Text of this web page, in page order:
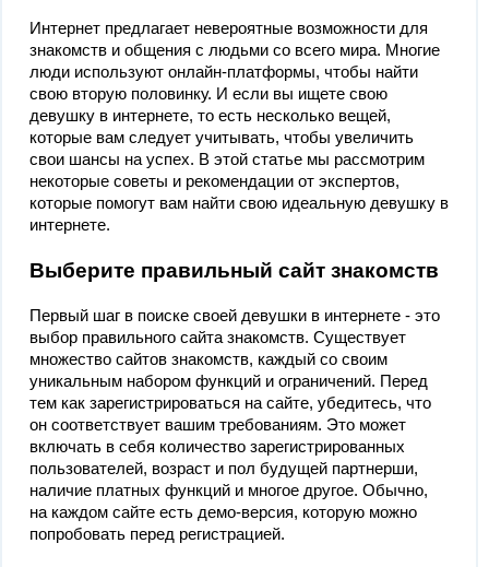
Интернет предлагает невероятные возможности для
знакомств и общения с людьми со всего мира. Многие
люди используют онлайн-платформы, чтобы найти
свою вторую половинку. И если вы ищете свою
девушку в интернете, то есть несколько вещей,
которые вам следует учитывать, чтобы увеличить
свои шансы на успех. В этой статье мы рассмотрим
некоторые советы и рекомендации от экспертов,
которые помогут вам найти свою идеальную девушку в
интернете.
Выберите правильный сайт знакомств
Первый шаг в поиске своей девушки в интернете - это
выбор правильного сайта знакомств. Существует
множество сайтов знакомств, каждый со своим
уникальным набором функций и ограничений. Перед
тем как зарегистрироваться на сайте, убедитесь, что
он соответствует вашим требованиям. Это может
включать в себя количество зарегистрированных
пользователей, возраст и пол будущей партнерши,
наличие платных функций и многое другое. Обычно,
на каждом сайте есть демо-версия, которую можно
попробовать перед регистрацией.